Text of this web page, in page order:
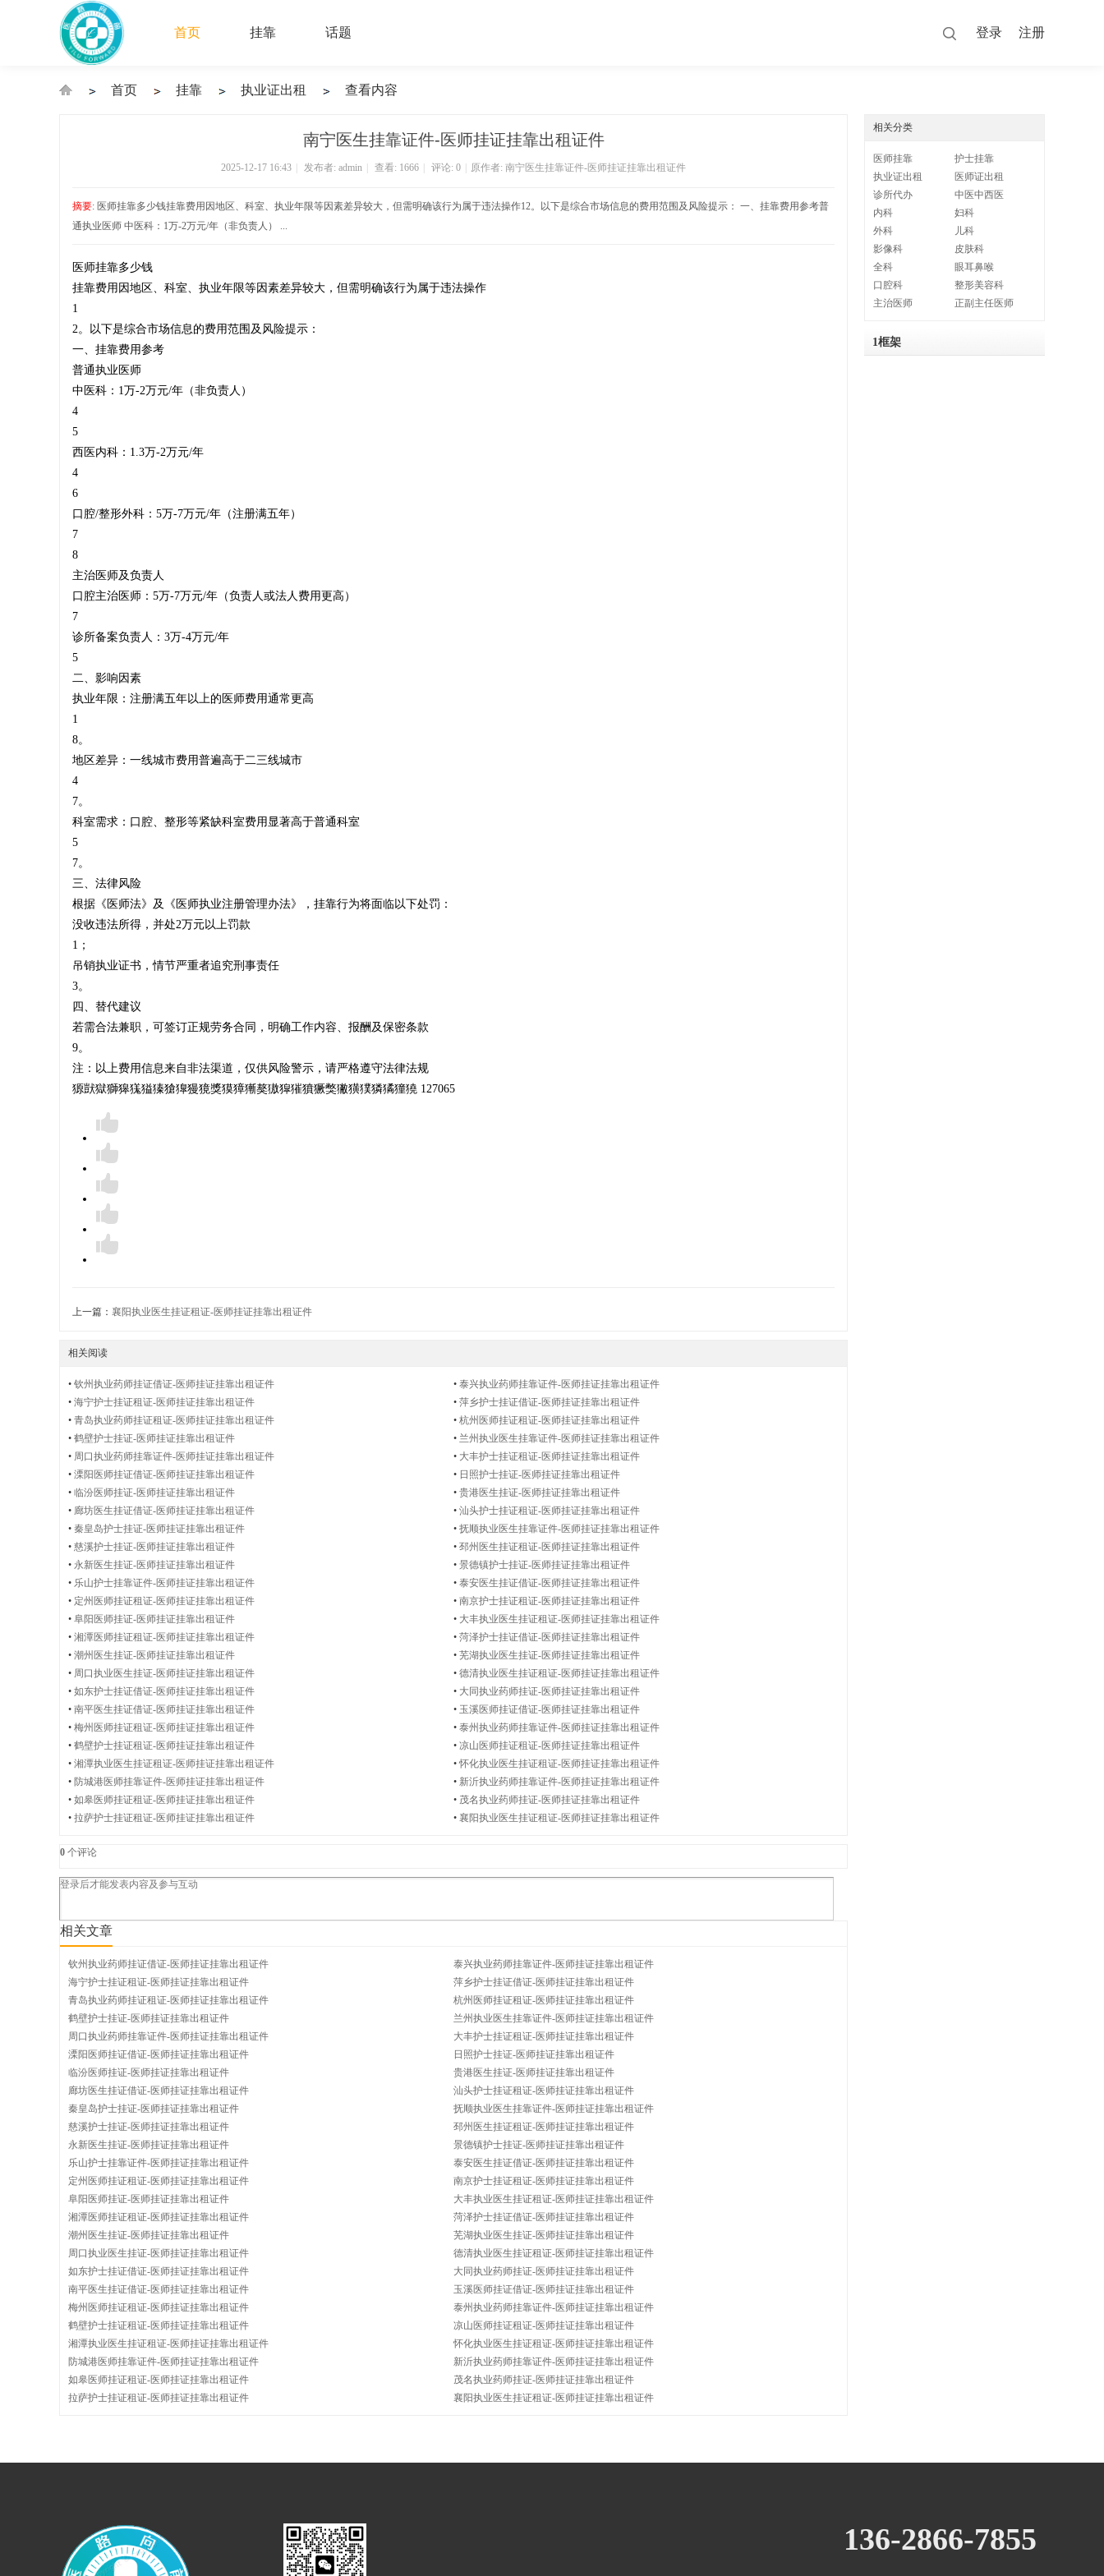
首页 挂靠 话题 登录 注册
__
业
药
医
挂
靠
挂
网
首页 挂靠 执业证出租 查看内容
南宁医生挂靠证件-医师挂证挂靠出租证件
2025-12-17 16:43 发布者: admin 查看: 1666 评论: 0 原作者: 南宁医生挂靠证件-医师挂证挂靠出租证件
摘要: 医师挂靠多少钱挂靠费用因地区、科室、执业年限等因素差异较大，但需明确该行为属于违法操作‌12。以下是综合市场信息的费用范围及风险提示： 一、挂靠费用参考‌普
通执业医师‌ 中医科：1万-2万元/年（非负责人）‌ ...
医师挂靠多少钱
挂靠费用因地区、科室、执业年限等因素差异较大，但需明确该行为属于违法操作‌
1
2。以下是综合市场信息的费用范围及风险提示：
一、挂靠费用参考
‌普通执业医师‌
中医科：1万-2万元/年（非负责人）‌
4
5
西医内科：1.3万-2万元/年‌
4
6
口腔/整形外科：5万-7万元/年（注册满五年）‌
7
8
‌主治医师及负责人‌
口腔主治医师：5万-7万元/年（负责人或法人费用更高）‌
7
诊所备案负责人：3万-4万元/年‌
5
二、影响因素
‌执业年限‌：注册满五年以上的医师费用通常更高‌
1
8。
‌地区差异‌：一线城市费用普遍高于二三线城市‌
4
7。
‌科室需求‌：口腔、整形等紧缺科室费用显著高于普通科室‌
5
7。
三、法律风险
根据《医师法》及《医师执业注册管理办法》，挂靠行为将面临以下处罚：
没收违法所得，并处2万元以上罚款‌
1；
吊销执业证书，情节严重者追究刑事责任‌
3。
四、替代建议
若需合法兼职，可签订正规劳务合同，明确工作内容、报酬及保密条款‌
9。
‌注‌：以上费用信息来自非法渠道，仅供风险警示，请严格遵守法律法规‌
獂獃獄獅獆獇獈獉獊獋獌獍獎獏獐獑獒獓獔獕獖獗獘獙獚獛獜獝獞獟 127065
上一篇： 襄阳执业医生挂证租证-医师挂证挂靠出租证件
相关阅读
• 钦州执业药师挂证借证-医师挂证挂靠出租证件 • 泰兴执业药师挂靠证件-医师挂证挂靠出租证件
• 海宁护士挂证租证-医师挂证挂靠出租证件 • 萍乡护士挂证借证-医师挂证挂靠出租证件
• 青岛执业药师挂证租证-医师挂证挂靠出租证件 • 杭州医师挂证租证-医师挂证挂靠出租证件
• 鹤壁护士挂证-医师挂证挂靠出租证件 • 兰州执业医生挂靠证件-医师挂证挂靠出租证件
• 周口执业药师挂靠证件-医师挂证挂靠出租证件 • 大丰护士挂证租证-医师挂证挂靠出租证件
• 溧阳医师挂证借证-医师挂证挂靠出租证件 • 日照护士挂证-医师挂证挂靠出租证件
• 临汾医师挂证-医师挂证挂靠出租证件 • 贵港医生挂证-医师挂证挂靠出租证件
• 廊坊医生挂证借证-医师挂证挂靠出租证件 • 汕头护士挂证租证-医师挂证挂靠出租证件
• 秦皇岛护士挂证-医师挂证挂靠出租证件 • 抚顺执业医生挂靠证件-医师挂证挂靠出租证件
• 慈溪护士挂证-医师挂证挂靠出租证件 • 邳州医生挂证租证-医师挂证挂靠出租证件
• 永新医生挂证-医师挂证挂靠出租证件 • 景德镇护士挂证-医师挂证挂靠出租证件
• 乐山护士挂靠证件-医师挂证挂靠出租证件 • 泰安医生挂证借证-医师挂证挂靠出租证件
• 定州医师挂证租证-医师挂证挂靠出租证件 • 南京护士挂证租证-医师挂证挂靠出租证件
• 阜阳医师挂证-医师挂证挂靠出租证件 • 大丰执业医生挂证租证-医师挂证挂靠出租证件
• 湘潭医师挂证租证-医师挂证挂靠出租证件 • 菏泽护士挂证借证-医师挂证挂靠出租证件
• 潮州医生挂证-医师挂证挂靠出租证件 • 芜湖执业医生挂证-医师挂证挂靠出租证件
• 周口执业医生挂证-医师挂证挂靠出租证件 • 德清执业医生挂证租证-医师挂证挂靠出租证件
• 如东护士挂证借证-医师挂证挂靠出租证件 • 大同执业药师挂证-医师挂证挂靠出租证件
• 南平医生挂证借证-医师挂证挂靠出租证件 • 玉溪医师挂证借证-医师挂证挂靠出租证件
• 梅州医师挂证租证-医师挂证挂靠出租证件 • 泰州执业药师挂靠证件-医师挂证挂靠出租证件
• 鹤壁护士挂证租证-医师挂证挂靠出租证件 • 凉山医师挂证租证-医师挂证挂靠出租证件
• 湘潭执业医生挂证租证-医师挂证挂靠出租证件 •怀化执业医生挂证租证-医师挂证挂靠出租证件
• 防城港医师挂靠证件-医师挂证挂靠出租证件 • 新沂执业药师挂靠证件-医师挂证挂靠出租证件
• 如皋医师挂证租证-医师挂证挂靠出租证件 • 茂名执业药师挂证-医师挂证挂靠出租证件
• 拉萨护士挂证租证-医师挂证挂靠出租证件 • 襄阳执业医生挂证租证-医师挂证挂靠出租证件
0 个评论
相关文章
钦州执业药师挂证借证-医师挂证挂靠出租证件
泰兴执业药师挂靠证件-医师挂证挂靠出租证件
海宁护士挂证租证-医师挂证挂靠出租证件
萍乡护士挂证借证-医师挂证挂靠出租证件
青岛执业药师挂证租证-医师挂证挂靠出租证件
杭州医师挂证租证-医师挂证挂靠出租证件
鹤壁护士挂证-医师挂证挂靠出租证件
兰州执业医生挂靠证件-医师挂证挂靠出租证件
周口执业药师挂靠证件-医师挂证挂靠出租证件
大丰护士挂证租证-医师挂证挂靠出租证件
溧阳医师挂证借证-医师挂证挂靠出租证件
日照护士挂证-医师挂证挂靠出租证件
临汾医师挂证-医师挂证挂靠出租证件
贵港医生挂证-医师挂证挂靠出租证件
廊坊医生挂证借证-医师挂证挂靠出租证件
汕头护士挂证租证-医师挂证挂靠出租证件
秦皇岛护士挂证-医师挂证挂靠出租证件
抚顺执业医生挂靠证件-医师挂证挂靠出租证件
慈溪护士挂证-医师挂证挂靠出租证件
邳州医生挂证租证-医师挂证挂靠出租证件
永新医生挂证-医师挂证挂靠出租证件
景德镇护士挂证-医师挂证挂靠出租证件
乐山护士挂靠证件-医师挂证挂靠出租证件
泰安医生挂证借证-医师挂证挂靠出租证件
定州医师挂证租证-医师挂证挂靠出租证件
南京护士挂证租证-医师挂证挂靠出租证件
阜阳医师挂证-医师挂证挂靠出租证件
大丰执业医生挂证租证-医师挂证挂靠出租证件
湘潭医师挂证租证-医师挂证挂靠出租证件
菏泽护士挂证借证-医师挂证挂靠出租证件
潮州医生挂证-医师挂证挂靠出租证件
芜湖执业医生挂证-医师挂证挂靠出租证件
周口执业医生挂证-医师挂证挂靠出租证件
德清执业医生挂证租证-医师挂证挂靠出租证件
如东护士挂证借证-医师挂证挂靠出租证件
大同执业药师挂证-医师挂证挂靠出租证件
南平医生挂证借证-医师挂证挂靠出租证件
玉溪医师挂证借证-医师挂证挂靠出租证件
梅州医师挂证租证-医师挂证挂靠出租证件
泰州执业药师挂靠证件-医师挂证挂靠出租证件
鹤壁护士挂证租证-医师挂证挂靠出租证件
凉山医师挂证租证-医师挂证挂靠出租证件
湘潭执业医生挂证租证-医师挂证挂靠出租证件
怀化执业医生挂证租证-医师挂证挂靠出租证件
防城港医师挂靠证件-医师挂证挂靠出租证件
新沂执业药师挂靠证件-医师挂证挂靠出租证件
如皋医师挂证租证-医师挂证挂靠出租证件
茂名执业药师挂证-医师挂证挂靠出租证件
拉萨护士挂证租证-医师挂证挂靠出租证件
襄阳执业医生挂证租证-医师挂证挂靠出租证件
相关分类
医师挂靠
护士挂靠
执业证出租
医师证出租
诊所代办
中医中西医
内科
妇科
外科
儿科
影像科
皮肤科
全科
眼耳鼻喉
口腔科
整形美容科
主治医师
正副主任医师
1框架
136-2866-7855